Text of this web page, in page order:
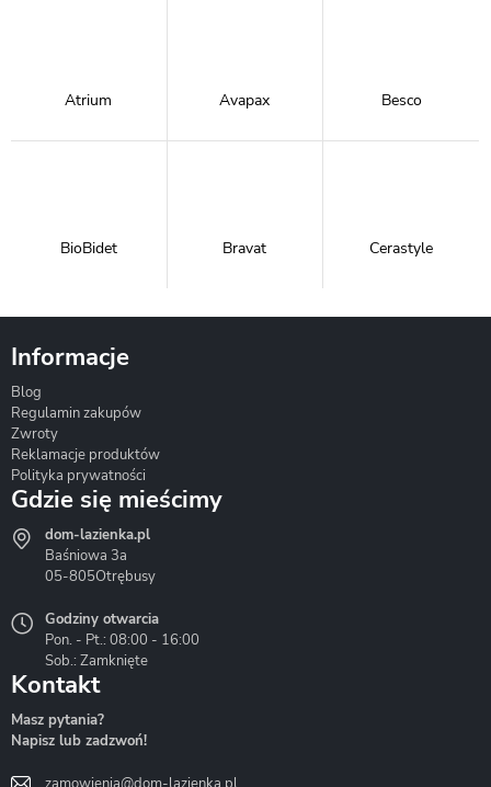
Atrium Avapax Besco
BioBidet Bravat Cerastyle
Hydrostop
Liveno
Informacje
Blog
Regulamin zakupów
Zwroty
Reklamacje produktów
Polityka prywatności
Gdzie się mieścimy
dom-lazienka.pl
Baśniowa 3a
05-805Otrębusy
Godziny otwarcia
Pon. - Pt.: 08:00 - 16:00
Sob.: Zamknięte
Kontakt
Masz pytania?
Napisz lub zadzwoń!